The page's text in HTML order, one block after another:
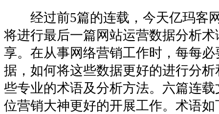
经过前5篇的连载，今天亿玛客
将进行最后一篇网站运营数据分析
享。在从事网络营销工作时，每每
据，如何将这些数据更好的进行分
些专业的术语及分析方法。六篇连
位营销大神更好的开展工作。术语如